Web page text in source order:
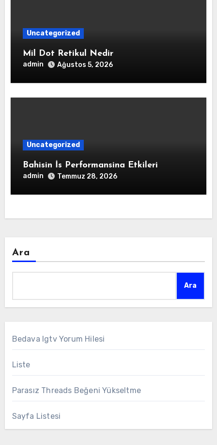
Uncategorized
Mil Dot Retikul Nedir
admin Ağustos 5, 2026
Uncategorized
Bahisin İs Performansina Etkileri
admin Temmuz 28, 2026
Ara
Ara
Bedava Igtv Yorum Hilesi
Liste
Parasız Threads Beğeni Yükseltme
Sayfa Listesi